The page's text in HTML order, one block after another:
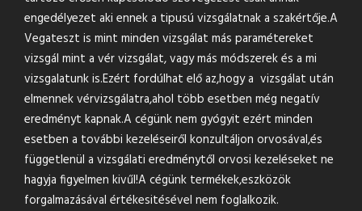
engedélyezet aki ennek a tipusú vizsgálatnak a szakértője.A
Vegateszt is mint minden vizsgálat más paramétereket
vizsgál mint a vér vizsgálat, vagy más módszerek és a mi
vizsgalatunk is.Ezért fordúlhat elő az,hogy a vizsgálat után
elmennek vérvizsgálatra,ahol több esetben még negatív
eredményt kapnak.A cégünk nem gyógyit ezért minden
esetben a további kezeléseiről konzultáljon orvosával,és
függetlenül a vizsgálati eredménytől orvosi kezeléseket ne
hagyja figyelmen kivűl!A cégünk termékek,eszközök
forgalmazásával értékesitésével nem foglalkozik.